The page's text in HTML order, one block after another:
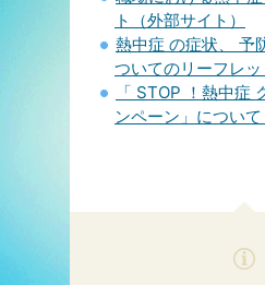
ト（外部サイト）
熱中症 の症状、 予
ついてのリーフレッ
「 STOP ！熱中症
ンペーン」について